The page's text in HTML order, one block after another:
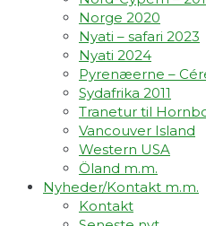
Norge 2020
Nyati – safari 2023
Nyati 2024
Pyrenæerne –
Sydafrika 2011
Tranetur til
Vancouver Island
Western USA
Öland m.m.
Nyheder/Kontakt m.m.
Kontakt